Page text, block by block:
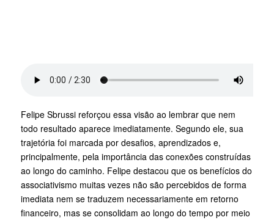
Felipe Sbrussi reforçou essa visão ao lembrar que nem
todo resultado aparece imediatamente. Segundo ele, sua
trajetória foi marcada por desafios, aprendizados e,
principalmente, pela importância das conexões construídas
ao longo do caminho. Felipe destacou que os benefícios do
associativismo muitas vezes não são percebidos de forma
imediata nem se traduzem necessariamente em retorno
financeiro, mas se consolidam ao longo do tempo por meio